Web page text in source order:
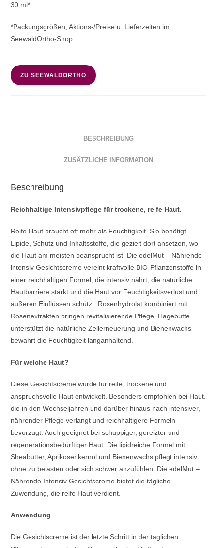
30 ml*
*Packungsgrößen, Aktions-/Preise u. Lieferzeiten im
SeewaldOrtho-Shop.
ZU SEEWALDORTHO
BESCHREIBUNG
ZUSÄTZLICHE INFORMATION
Beschreibung
Reichhaltige Intensivpflege für trockene, reife Haut.
Reife Haut braucht oft mehr als Feuchtigkeit. Sie benötigt
Lipide, Schutz und Inhaltsstoffe, die gezielt dort ansetzen, wo
die Haut am meisten beansprucht ist. Die edelMut – Nährende
intensiv Gesichtscreme vereint kraftvolle BIO-Pflanzenstoffe in
einer reichhaltigen Formel, die intensiv nährt, die natürliche
Hautbarriere stärkt und die Haut vor Feuchtigkeitsverlust und
äußeren Einflüssen schützt. Rosenhydrolat kombiniert mit
Rosenextrakten bringen revitalisierende Pflege, Hagebutte
unterstützt die natürliche Zellerneuerung und Bienenwachs
bewahrt die Feuchtigkeit langanhaltend.
Für welche Haut?
Diese Gesichtscreme wurde für reife, trockene und
anspruchsvolle Haut entwickelt. Besonders empfohlen bei Haut,
die in den Wechseljahren und darüber hinaus nach intensiver,
nährender Pflege verlangt und reichhaltigere Formeln
bevorzugt. Auch geeignet bei schuppiger, gereizter und
regenerationsbedürftiger Haut. Die lipidreiche Formel mit
Sheabutter, Aprikosenkernöl und Bienenwachs pflegt intensiv
ohne zu belasten oder sich schwer anzufühlen. Die edelMut –
Nährende Intensiv Gesichtscreme bietet die tägliche
Zuwendung, die reife Haut verdient.
Anwendung
Die Gesichtscreme ist der letzte Schritt in der täglichen